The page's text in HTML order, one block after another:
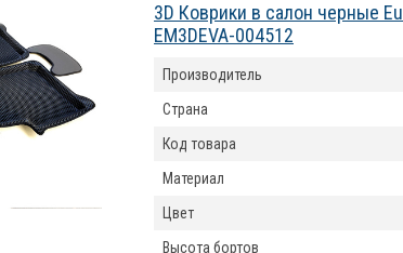
3D Коврики в салон черные
EM3DEVA-004512
Производитель
Страна
Код товара
Материал
Цвет
Высота бортов